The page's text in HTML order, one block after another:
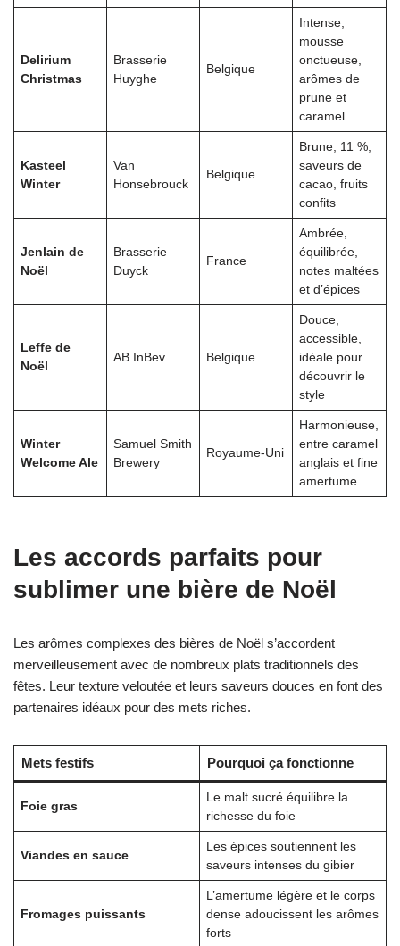
Delirium
Christmas
Brasserie
Huyghe
Belgique
Intense,
mousse
onctueuse,
arômes de
prune et
caramel
Kasteel
Winter
Van
Honsebrouck
Belgique
Brune, 11 %,
saveurs de
cacao, fruits
confits
Jenlain de
Noël
Brasserie
Duyck
France
Ambrée,
équilibrée,
notes maltées
et d’épices
Leffe de
Noël
AB InBev Belgique
Douce,
accessible,
idéale pour
découvrir le
style
Winter
Welcome Ale
Samuel Smith
Brewery
Royaume-Uni
Harmonieuse,
entre caramel
anglais et fine
amertume
Les accords parfaits pour
sublimer une bière de Noël
Les arômes complexes des bières de Noël s’accordent
merveilleusement avec de nombreux plats traditionnels des
fêtes. Leur texture veloutée et leurs saveurs douces en font des
partenaires idéaux pour des mets riches.
Mets festifs Pourquoi ça fonctionne
Foie gras
Le malt sucré équilibre la
richesse du foie
Viandes en sauce
Les épices soutiennent les
saveurs intenses du gibier
Fromages puissants
L’amertume légère et le corps
dense adoucissent les arômes
forts